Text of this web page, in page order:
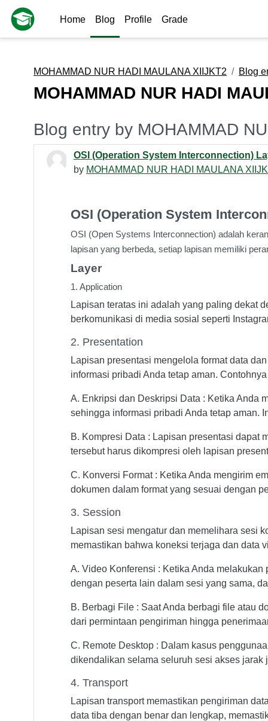
Skip to main content
Home
Blog Profile Grade
MOHAMMAD NUR HADI MAULANA XIIJKT2 Blog
MOHAMMAD NUR HADI
Blog entry by MOHAMMAD
OSI (Operation System Interconnection)
by MOHAMMAD NUR HADI MAULANA
OSI (Operation System
OSI (Open Systems Interconnection) adalah
lapisan yang berbeda, setiap lapisan memiliki
Layer
1. Application
Lapisan teratas ini adalah yang paling dekat
berkomunikasi di media sosial seperti
2. Presentation
Lapisan presentasi mengelola format data
informasi pribadi Anda tetap aman. Contohnya
A. Enkripsi dan Deskripsi Data : Ketika Anda
sehingga informasi pribadi Anda tetap aman.
B. Kompresi Data : Lapisan presentasi dapat
tersebut harus dikompresi oleh lapisan
C. Konversi Format : Ketika Anda mengirim
dokumen dalam format yang sesuai dengan
3. Session
Lapisan sesi mengatur dan memelihara sesi
memastikan bahwa koneksi terjaga dan data
A. Video Konferensi : Ketika Anda
dengan peserta lain dalam sesi yang sama,
B. Berbagi File : Saat Anda berbagi file atau
dari permintaan pengiriman hingga
C. Remote Desktop : Dalam kasus
dikendalikan selama seluruh sesi akses jarak
4. Transport
Lapisan transport memastikan pengiriman
data tiba dengan benar dan lengkap,